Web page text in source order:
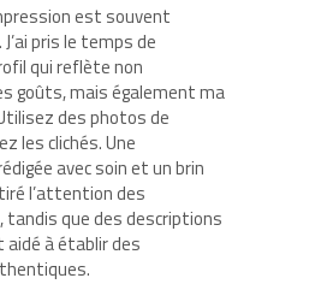
est souvent
pris le temps de
qui reflète non
goûts, mais également ma
des photos de
les clichés. Une
avec soin et un brin
l’attention des
que des descriptions
aidé à établir des